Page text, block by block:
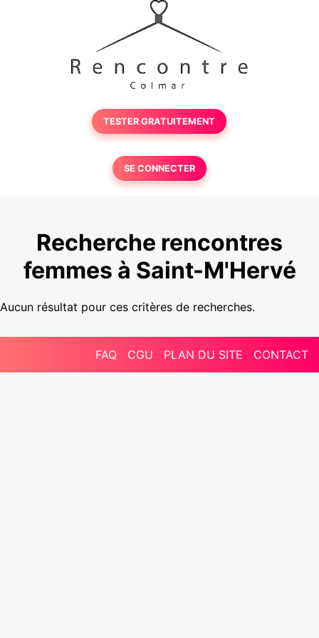
TESTER GRATUITEMENT
SE CONNECTER
Recherche rencontres
femmes à Saint-M'Hervé
Aucun résultat pour ces critères de recherches.
FAQ CGU PLAN DU SITE CONTACT